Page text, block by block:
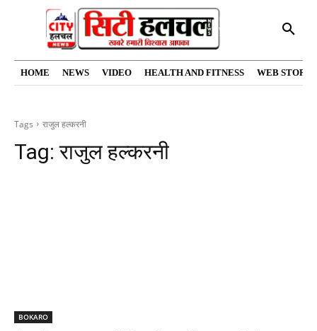
HOME NEWS VIDEO HEALTH AND FITNESS WEB
Tags राजुल हल्करनी
Tag:राजुल हल्करनी
BOKARO